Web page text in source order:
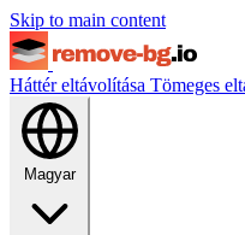
Skip to main content
Háttér eltávolítása Tömeges
Magyar